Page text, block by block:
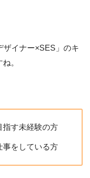
ザイナー×SES」のキ
。
指す未経験の方
事をしている方